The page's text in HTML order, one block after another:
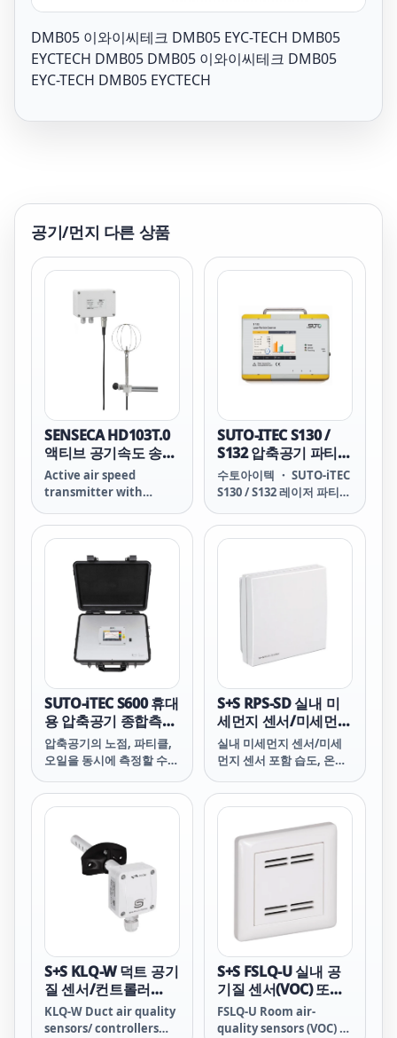
DMB05 이와이씨테크 DMB05 EYC-TECH DMB05
EYCTECH DMB05 DMB05 이와이씨테크 DMB05
EYC-TECH DMB05 EYCTECH
공기/먼지 다른 상품
SENSECA HD103T.0
액티브 공기속도 송신
기
Active air speed
transmitter with
SUTO-ITEC S130 /
S132 압축공기 파티클
카운터
수토아이텍 ・ SUTO-iTEC
S130 / S132 레이저 파티클
PARTICLE COUNTER
Easy connection to
through 6 mm quick-
5.0 &mu;m (depending
on model) Optional
integrated 5” touch
screen with
SUTO-iTEC S600 휴대
용 압축공기 종합측정
기
압축공기의 노점, 파티클,
오일을 동시에 측정할 수
검사 장비입니다.
S+S RPS-SD 실내 미
세먼지 센서/미세먼지
센서 포함 습도, 온도,
미세먼지(PM), CO2
실내 미세먼지 센서/미세
먼지 센서 포함 습도, 온도,
S+S KLQ-W 덕트 공기
질 센서/컨트롤러
(VOC)
KLQ-W Duct air quality
sensors/ controllers
S+S FSLQ-U 실내 공
기질 센서(VOC) 또는
측정 변환기
FSLQ-U Room air-
quality sensors (VOC) or